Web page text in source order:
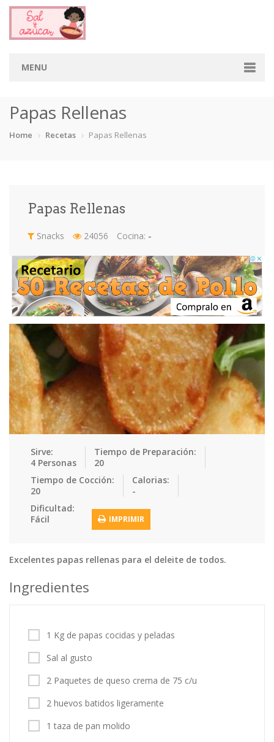
MENU
Categorias
Chiles
Ensaladas Equipment Frutas Galletas
Gelatinas Guarnicion… Helados Hot Dogs
Huevos Mariscos Mermeladas Muffins
Panes Para Niños Pastas Pasteles
Pescados Pizzas Platos Fue… Pollo
Postres Recetas de… Recetas Do… Recetas Fá…
Recetas Ke… Recetas Me…
Sandwiches Snacks
Tacos
Tortas Vegetales
Vegetarian…
Recetas
Contáctanos
Entrar / Registrarse
Papas Rellenas
Home Recetas Papas Rellenas
Papas Rellenas
Snacks 24056 Cocina: -
Sirve:
4 Personas
Tiempo de Preparación:
20
Tiempo de Cocción:
20
Calorias:
-
Dificultad:
Fácil
IMPRIMIR
Excelentes papas rellenas para el deleite de todos.
Ingredientes
1 Kg de papas cocidas y peladas
Sal al gusto
2 Paquetes de queso crema de 75 c/u
2 huevos batidos ligeramente
1 taza de pan molido